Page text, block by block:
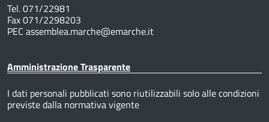
Tel. 071/22981
Fax 071/2298203
PEC assemblea.marche@emarche.it
Amministrazione Trasparente
I dati personali pubblicati sono riutilizzabili solo alle condizioni
previste dalla normativa vigente